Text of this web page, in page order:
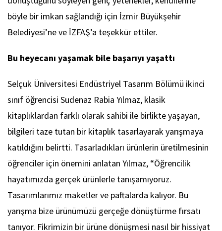
böyle bir imkan sağlandığı için İzmir Büyükşehir
Belediyesi’ne ve İZFAŞ’a teşekkür ettiler.
Bu heyecanı yaşamak bile başarıyı yaşattı
Selçuk Üniversitesi Endüstriyel Tasarım Bölümü ikinci
sınıf öğrencisi Sudenaz Rabia Yılmaz, klasik
kitaplıklardan farklı olarak sahibi ile birlikte yaşayan,
bilgileri taze tutan bir kitaplık tasarlayarak yarışmaya
katıldığını belirtti. Tasarladıkları ürünlerin üretilmesinin
öğrenciler için önemini anlatan Yılmaz, “Öğrencilik
hayatımızda gerçek ürünlerle tanışamıyoruz.
Tasarımlarımız maketler ve paftalarda kalıyor. Bu
yarışma bize ürünümüzü gerçeğe dönüştürme fırsatı
tanıyor. Fikrimizin bir ürüne dönüşmesi nasıl bir hissiyat